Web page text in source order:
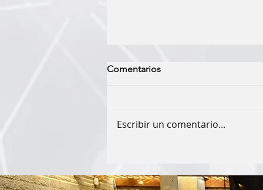
"NEUROCOMUNICACIÓN"
EDITORIAL DON BOSCO
Comentarios
Escribir un comentario...